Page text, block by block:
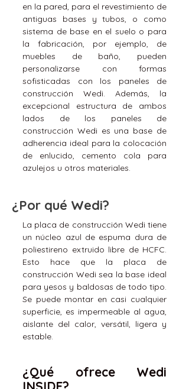
en la pared, para el revestimiento de
antiguas bases y tubos, o como
sistema de base en el suelo o para
la fabricación, por ejemplo, de
muebles de baño, pueden
personalizarse con formas
sofisticadas con los paneles de
construcción Wedi. Además, la
excepcional estructura de ambos
lados de los paneles de
construcción Wedi es una base de
adherencia ideal para la colocación
de enlucido, cemento cola para
azulejos u otros materiales.
¿Por qué Wedi?
​La placa de construcción Wedi tiene
un núcleo azul de espuma dura de
poliestireno extruido libre de HCFC.
Esto hace que la placa de
construcción Wedi sea la base ideal
para yesos y baldosas de todo tipo.
Se puede montar en casi cualquier
superficie, es impermeable al agua,
aislante del calor, versátil, ligera y
estable.
¿Qué ofrece Wedi
INSIDE?